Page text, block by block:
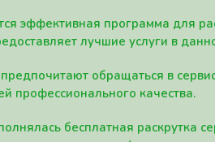
эффективная программа для
лучшие услуги в
обращаться в
профессионального качества.
бесплатная раскрутка